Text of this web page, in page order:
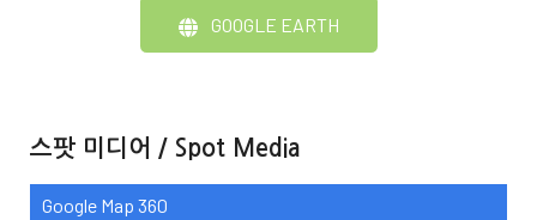
GOOGLE EARTH
스팟 미디어 / Spot Media
Google Map 360